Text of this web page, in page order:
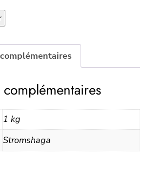
1 kg
Stromshaga